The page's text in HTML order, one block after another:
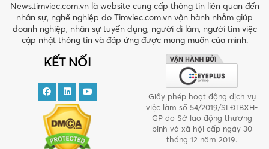
News.timviec.com.vn là website cung cấp thông tin liên quan đến
nhân sự, nghề nghiệp do Timviec.com.vn vận hành nhằm giúp
doanh nghiệp, nhân sự tuyển dụng, người đi làm, người tìm việc
cập nhật thông tin và đáp ứng được mong muốn của mình.
KẾT NỐI
Giấy phép hoạt động dịch vụ
việc làm số 54/2019/SLĐTBXH-
GP do Sở lao động thương
binh và xã hội cấp ngày 30
tháng 12 năm 2019.